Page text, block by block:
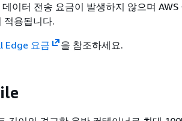
이터 전송 요금이 발생하지 않으며
적용됩니다.
Edge 요금 을 참조하세요.